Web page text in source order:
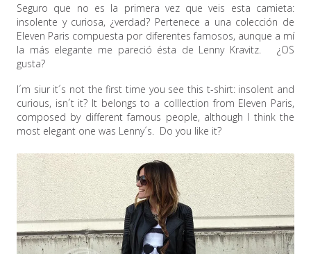
Seguro que no es la primera vez que veis esta camieta:
insolente y curiosa, ¿verdad? Pertenece a una colección de
Eleven Paris compuesta por diferentes famosos, aunque a mí
la más elegante me pareció ésta de Lenny Kravitz. ¿OS
gusta?
I´m siur it´s not the first time you see this t-shirt: insolent and
curious, isn´t it? It belongs to a colllection from Eleven Paris,
composed by different famous people, although I think the
most elegant one was Lenny´s. Do you like it?